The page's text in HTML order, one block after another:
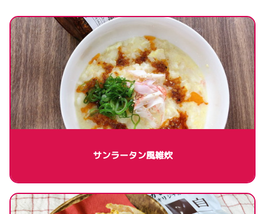
サンラータン風雑炊